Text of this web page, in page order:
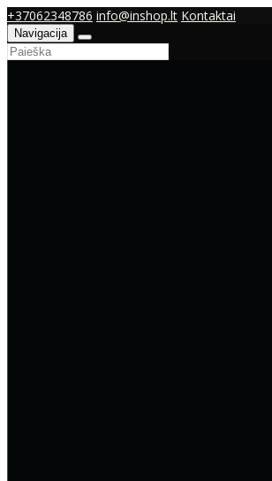
+37062348786 info@inshop.lt Kontaktai
Navigacija